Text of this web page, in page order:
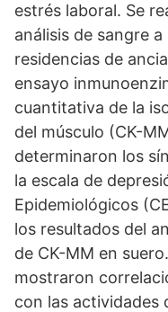
estrés laboral. Se
análisis de sangre
residencias de
ensayo
cuantitativa de la
del músculo (CK-
determinaron los
la escala de
Epidemiológicos
los resultados del
de CK-MM en
mostraron
con las actividades